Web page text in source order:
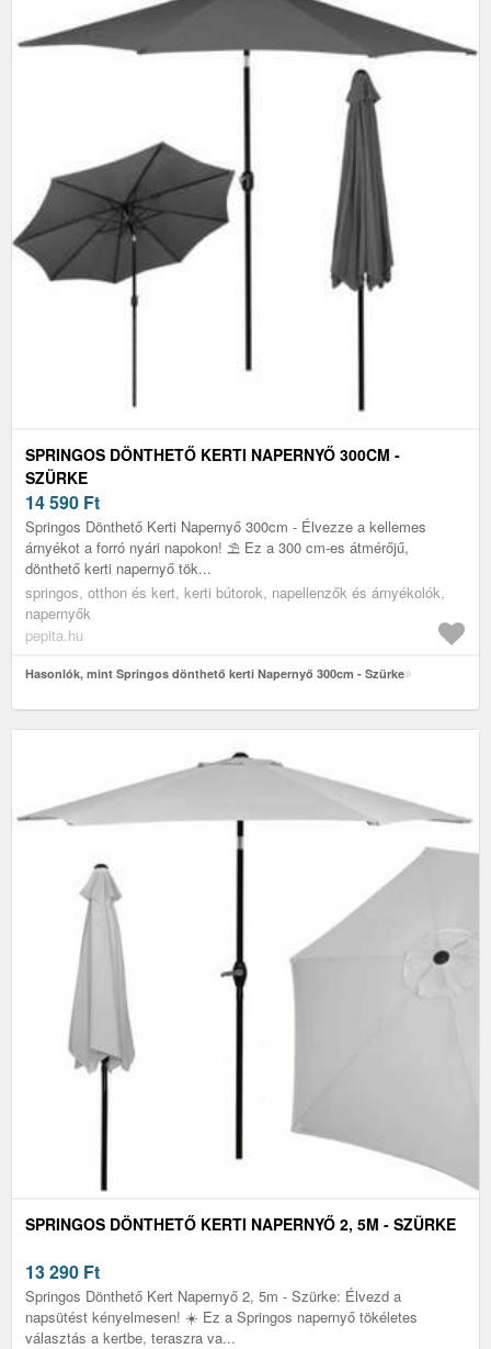
SPRINGOS DÖNTHETŐ KERTI NAPERNYŐ 300CM -
SZÜRKE
14 590 Ft
Springos Dönthető Kerti Napernyő 300cm - Élvezze a kellemes
árnyékot a forró nyári napokon! ⛱️ Ez a 300 cm-es átmérőjű,
dönthető kerti napernyő tök...
springos, otthon és kert, kerti bútorok, napellenzők és árnyékolók,
napernyők
pepita.hu
Hasonlók, mint Springos dönthető kerti Napernyő 300cm - Szürke
SPRINGOS DÖNTHETŐ KERTI NAPERNYŐ 2, 5M - SZÜRKE
13 290 Ft
Springos Dönthető Kert Napernyő 2, 5m - Szürke: Élvezd a
napsütést kényelmesen! ☀️ Ez a Springos napernyő tökéletes
választás a kertbe, teraszra va...